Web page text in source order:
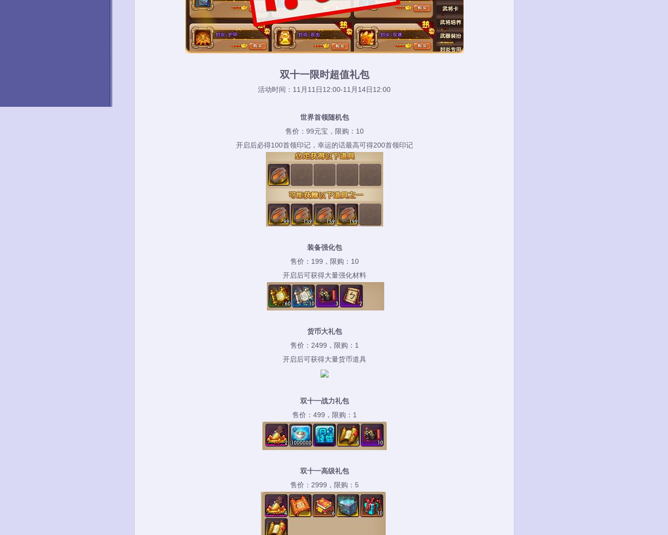
双十一限时超值礼包
活动时间：11月11日12:00-11月14日12:00
世界首领随机包
售价：99元宝，限购：10
开启后必得100首领印记，幸运的话最高可得200首领印记
装备强化包
售价：199，限购：10
开启后可获得大量强化材料
货币大礼包
售价：2499，限购：1
开启后可获得大量货币道具
双十一战力礼包
售价：499，限购：1
双十一高级礼包
售价：2999，限购：5